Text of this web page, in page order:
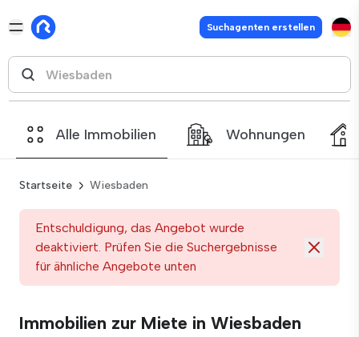
Suchagenten erstellen
Alle Immobilien Wohnungen
Startseite Wiesbaden
Entschuldigung, das Angebot wurde
deaktiviert. Prüfen Sie die Suchergebnisse
für ähnliche Angebote unten
Immobilien zur Miete in Wiesbaden